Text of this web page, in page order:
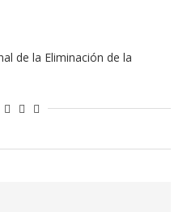
de la Eliminación de la